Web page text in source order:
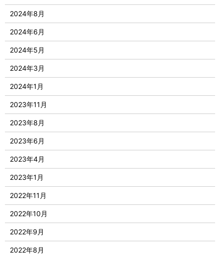
2024年8月
2024年6月
2024年5月
2024年3月
2024年1月
2023年11月
2023年8月
2023年6月
2023年4月
2023年1月
2022年11月
2022年10月
2022年9月
2022年8月